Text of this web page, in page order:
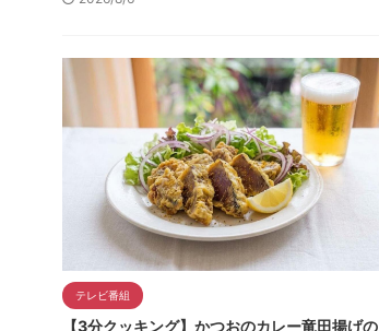
テレビ番組
【3分クッキング】かつおのカレー竜田揚げの